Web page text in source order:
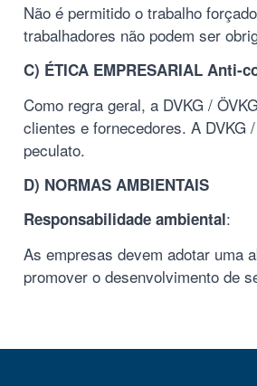
Não é permitido o trabalho
trabalhadores não podem ser
C) ÉTICA EMPRESARIAL Anti-
Como regra geral, a DVKG /
clientes e fornecedores. A DVKG
peculato.
D) NORMAS AMBIENTAIS
Responsabilidade ambiental:
As empresas devem adotar uma
promover o desenvolvimento de